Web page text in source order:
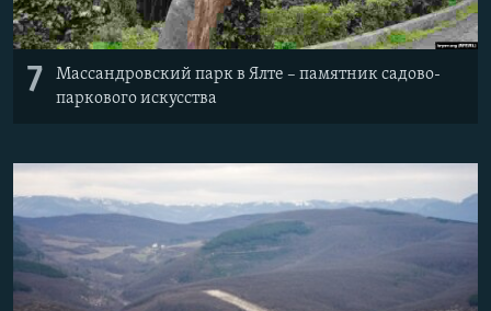
7
Массандровский парк в Ялте – памятник садово-
паркового искусства